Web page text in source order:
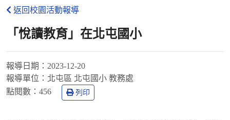
返回校園活動報導
「悅讀教育」在北屯國小
報導日期： 2023-12-20
報導單位： 北屯區 北屯國小 教務處
點閱數： 456 列印